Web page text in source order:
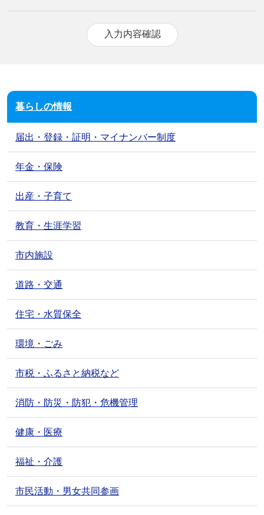
暮らしの情報
届出・登録・証明・マイナンバー制度
年金・保険
出産・子育て
教育・生涯学習
市内施設
道路・交通
住宅・水質保全
環境・ごみ
市税・ふるさと納税など
消防・防災・防犯・危機管理
健康・医療
福祉・介護
市民活動・男女共同参画